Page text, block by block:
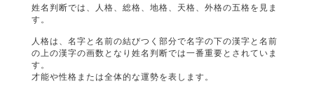
姓名判断では、人格、総格、地格、天格、外格の五格を見ま
す。
人格は、名字と名前の結びつく部分で名字の下の漢字と名前
の上の漢字の画数となり姓名判断では一番重要とされていま
す。
才能や性格または全体的な運勢を表します。